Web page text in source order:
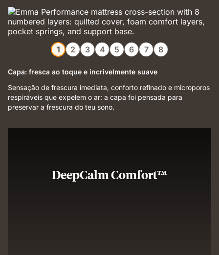
1 2 3 4 5 6 7 8
Capa: fresca ao toque e incrivelmente suave
Sensação de frescura imediata, conforto refinado e microporos
respiráveis que expelem o ar: a capa foi pensada para
preservar a frescura do teu sono.
DeepCalm Comfort™